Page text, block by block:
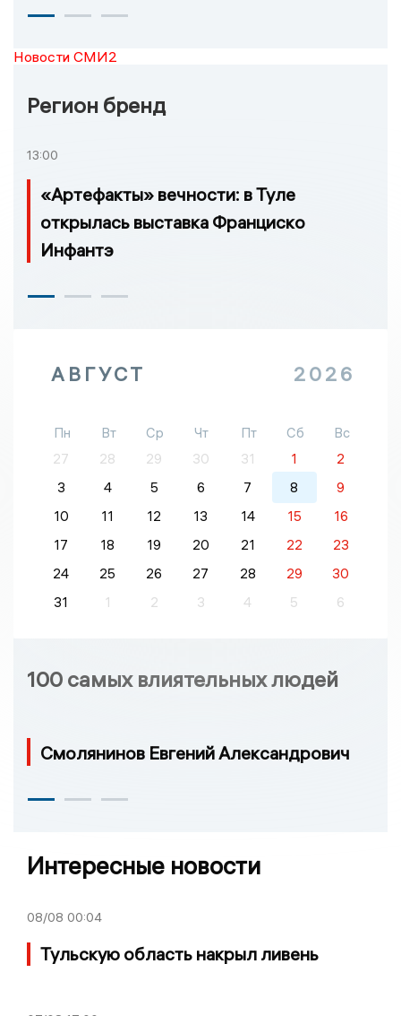
Новости СМИ2
Регион бренд
13:00
«Артефакты» вечности: в Туле
открылась выставка Франциско
Инфантэ
АВГУСТ 2026
Пн Вт Ср Чт Пт Сб
Вс
27
28 29 30 31 1
2
3
4 5 6 7 8
9
10
11 12 13 14 15
16
17
18 19 20 21 22
23
24
25 26 27 28 29
30
31
1 2 3 4 5 6
100 самых влиятельных людей
Смолянинов Евгений Александрович
Интересные новости
08/08 00:04
Тульскую область накрыл ливень